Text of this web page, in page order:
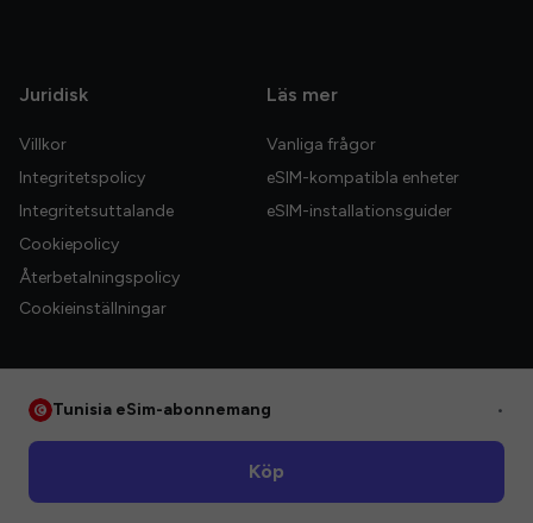
Juridisk
Villkor
Integritetspolicy
Integritetsuttalande
Cookiepolicy
Återbetalningspolicy
Cookieinställningar
Läs mer
Vanliga frågor
eSIM-kompatibla enheter
eSIM-installationsguider
Tunisia eSim-abonnemang •
Köp